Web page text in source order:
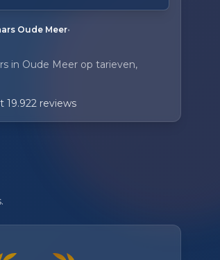
Oude Meer•
in Oude Meer op tarieven,
19.922 reviews